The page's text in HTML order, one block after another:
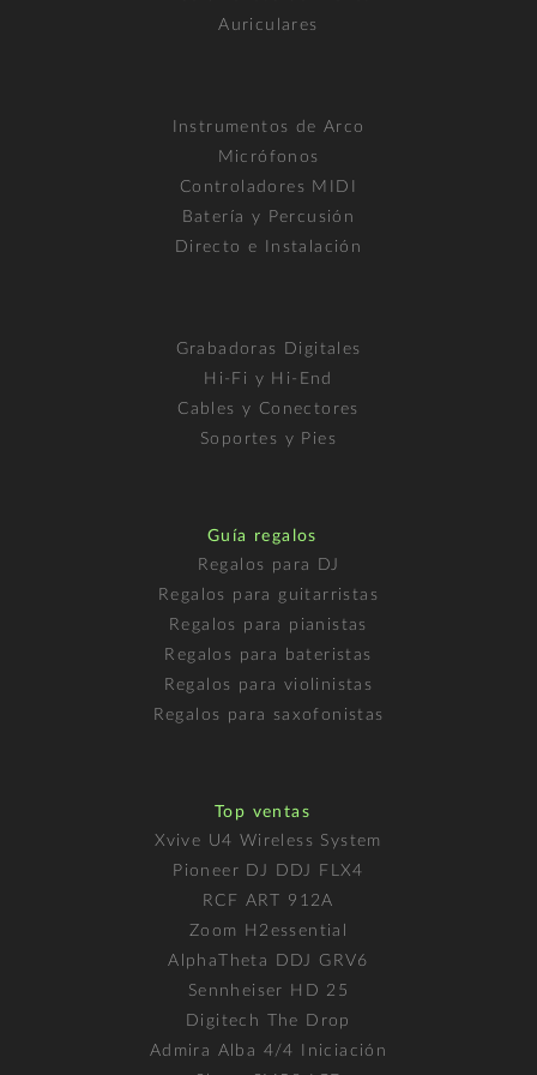
Auriculares
Instrumentos de Arco
Micrófonos
Controladores MIDI
Batería y Percusión
Directo e Instalación
Grabadoras Digitales
Hi-Fi y Hi-End
Cables y Conectores
Soportes y Pies
Guía regalos
Regalos para DJ
Regalos para guitarristas
Regalos para pianistas
Regalos para bateristas
Regalos para violinistas
Regalos para saxofonistas
Top ventas
Xvive U4 Wireless System
Pioneer DJ DDJ FLX4
RCF ART 912A
Zoom H2essential
AlphaTheta DDJ GRV6
Sennheiser HD 25
Digitech The Drop
Admira Alba 4/4 Iniciación